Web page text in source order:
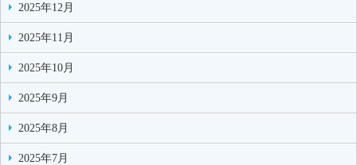
2025年12月
2025年11月
2025年10月
2025年9月
2025年8月
2025年7月